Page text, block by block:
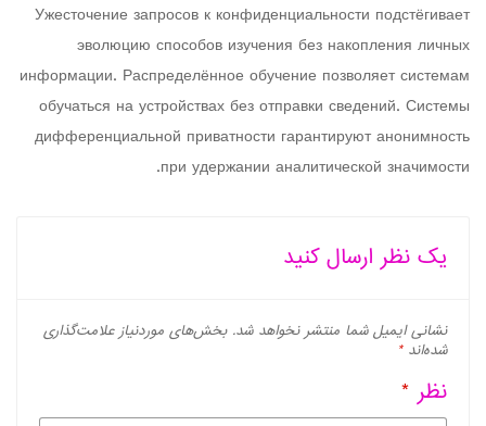
Ужесточение запросов к конфиденциальности подстёгивает
эволюцию способов изучения без накопления личных
информации. Распределённое обучение позволяет системам
обучаться на устройствах без отправки сведений. Системы
дифференциальной приватности гарантируют анонимность
при удержании аналитической значимости.
یک نظر ارسال کنید
نشانی ایمیل شما منتشر نخواهد شد. بخش‌های موردنیاز علامت‌گذاری
شده‌اند*
نظر *